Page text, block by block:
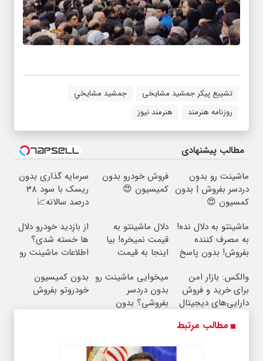
تشییع پیکر جمشید مشایخی
جمشيد مشايخي
روزنامه هنرمند
هنرمند نیوز
مطالب پیشنهادی
ماشینت رو بدون
دردسر بفروش | بدون
کمسیون 😍
فروش خودرو بدون
کمیسیون 😍
سرمایه گذاری بدون
ریسک با سود 38
درصد سالانه📈
ماشینتو به دلال نده!
به مصرف کننده
بفروش! بدون پاسخ
دلال ماشینتو به
قیمت نمیخره! بیا
اینجا به قیمت
واقعی*
از بازدید خودرو دلال
ها خسته شدی؟
اطلاعات ماشینت رو
والکس: بازار امن
برای خرید و فروش
دارایی‌های دیجیتال
میخوایی ماشینت رو
بدون دردسر
بفروشی؟ بدون
بدون کمیسیون
خودروتو بفروش
مطالب مرتبط